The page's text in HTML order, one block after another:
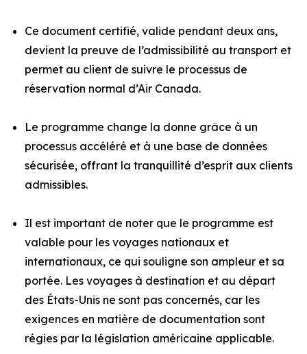
Ce document certifié, valide pendant deux ans,
devient la preuve de l’admissibilité au transport et
permet au client de suivre le processus de
réservation normal d’Air Canada.
Le programme change la donne grâce à un
processus accéléré et à une base de données
sécurisée, offrant la tranquillité d’esprit aux clients
admissibles.
Il est important de noter que le programme est
valable pour les voyages nationaux et
internationaux, ce qui souligne son ampleur et sa
portée. Les voyages à destination et au départ
des États-Unis ne sont pas concernés, car les
exigences en matière de documentation sont
régies par la législation américaine applicable.